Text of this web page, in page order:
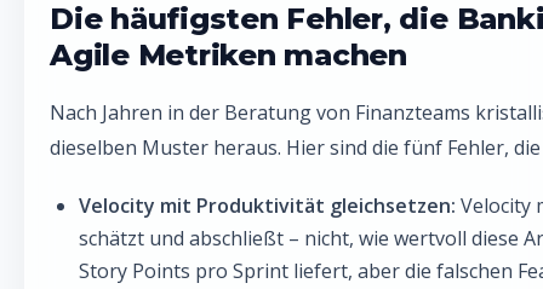
Die häufigsten Fehler, die
Agile Metriken machen
Nach Jahren in der Beratung von Finanzteams
dieselben Muster heraus. Hier sind die fünf Fehler,
Velocity mit Produktivität gleichsetzen: Velocity
schätzt und abschließt – nicht, wie wertvoll diese
Story Points pro Sprint liefert, aber die falschen